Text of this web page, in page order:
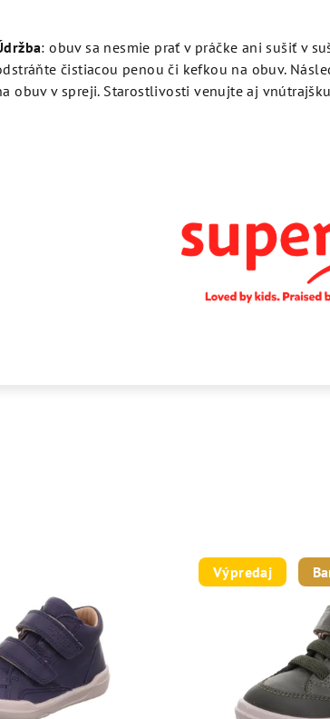
: obuv sa nesmie prať v práčke ani sušiť v
čistiacou penou či kefkou na obuv.
obuv v spreji. Starostlivosti venujte aj
Výpredaj